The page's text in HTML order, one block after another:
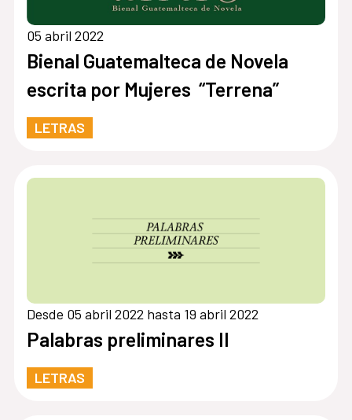
05 abril 2022
Bienal Guatemalteca de Novela
escrita por Mujeres “Terrena”
LETRAS
Desde 05 abril 2022 hasta 19 abril 2022
Palabras preliminares II
LETRAS